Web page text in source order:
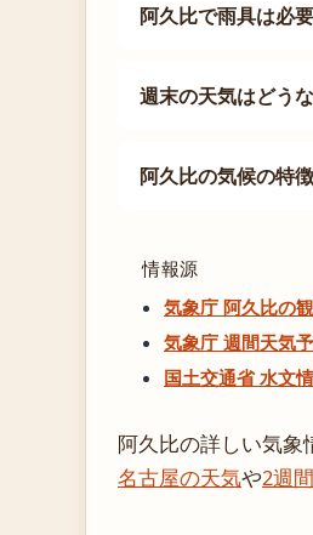
阿久比で雨具は必
週末の天気はどう
阿久比の気候の特
情報源
気象庁 阿久比の
気象庁 週間天気
国土交通省 水文
阿久比の詳しい気象
名古屋の天気や2週